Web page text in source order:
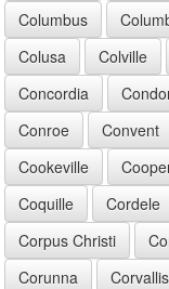
Columbus
Colusa
Colville
Concordia
Conroe
Convent
Cookeville
Coquille
Cordele
Corpus Christi
Corunna
Corvallis